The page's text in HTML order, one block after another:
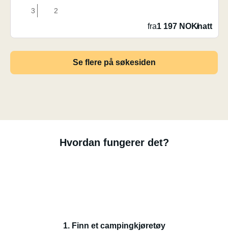
3 2
fra1 197 NOK/natt
Se flere på søkesiden
Hvordan fungerer det?
1. Finn et campingkjøretøy